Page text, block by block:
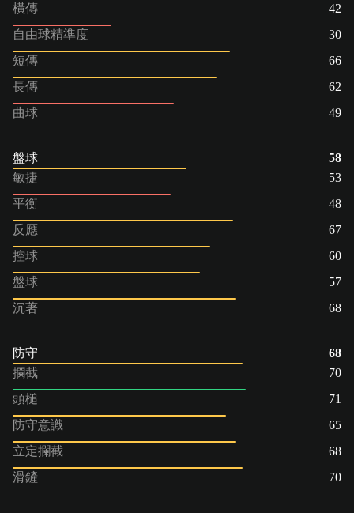
橫傳
42
自由球精準度
30
短傳
66
長傳
62
曲球
49
盤球
58
敏捷
53
平衡
48
反應
67
控球
60
盤球
57
沉著
68
防守
68
攔截
70
頭槌
71
防守意識
65
立定攔截
68
滑鏟
70